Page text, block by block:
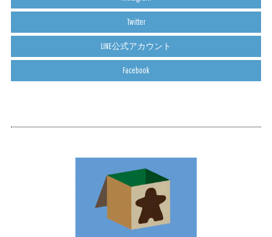
Twitter
LINE公式アカウント
Facebook